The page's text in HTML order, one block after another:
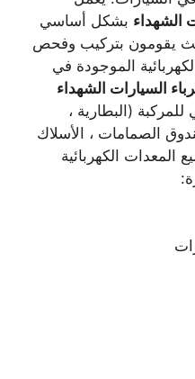
الشهداء بشكل أساسي
يقومون بتركيب وفحص
الموجودة في
السيارات الشهداء
(البطارية ،
الصمامات ، الأسلاك
الكهربائية